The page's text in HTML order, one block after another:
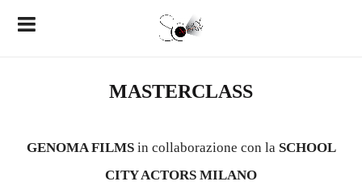
MASTERCLASS
GENOMA FILMS in collaborazione con la SCHOOL
CITY ACTORS MILANO